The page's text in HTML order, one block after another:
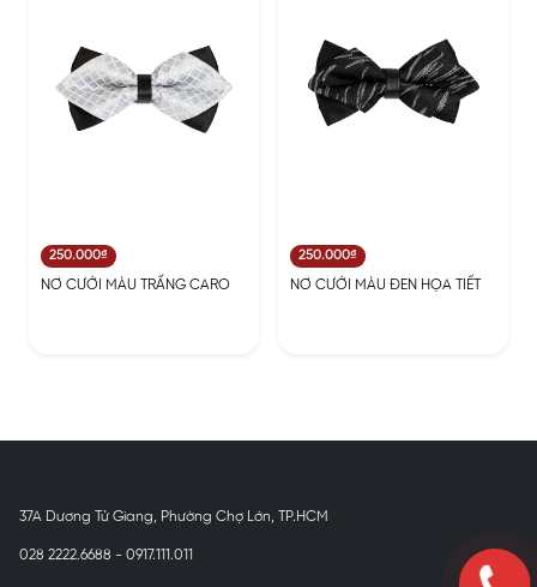
250.000₫
NƠ CƯỚI MÀU TRẤNG CARO
250.000₫
NƠ CƯỚI MÀU ĐEN HỌA TIẾT
37A Dương Tử Giang, Phường Chợ Lớn, TP.HCM
028 2222.6688 - 0917.111.011